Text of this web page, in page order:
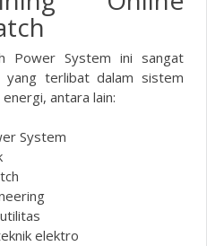
Power System ini sangat
yang terlibat dalam sistem
antara lain:
System
elektro